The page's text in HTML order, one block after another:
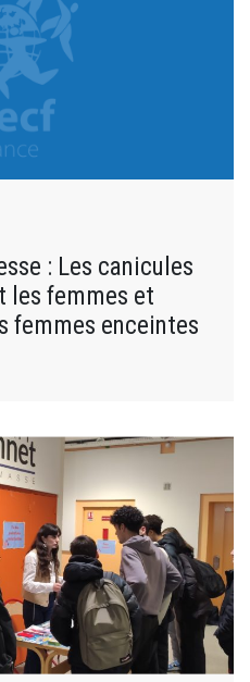
: Les canicules
les femmes et
femmes enceintes